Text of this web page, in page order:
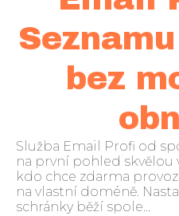
bez
Služba Email Profi od
na první pohled
kdo chce zdarma
na vlastní doméně.
schránky běží spole...